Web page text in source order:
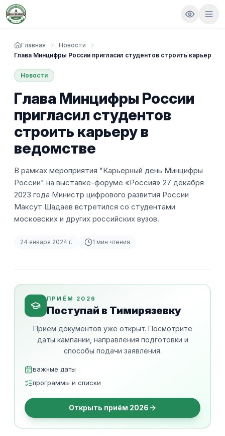
Главная
Новости
Глава Минцифры России пригласил студентов строить карьеру в
Новости
Глава Минцифры России
пригласил студентов
строить карьеру в
ведомстве
В рамках мероприятия "Карьерный день Минцифры
России" на выставке-форуме «Россия» 27 декабря
2023 года Министр цифрового развития России
Максут Шадаев встретился со студентами
московских и других российских вузов.
24 января 2024 г. 1 мин чтения
ПРИЁМ 2026
Поступай в Тимирязевку
Приём документов уже открыт. Посмотрите
даты кампании, направления подготовки и
способы подачи заявления.
важные даты
программы и списки
Открыть приём 2026